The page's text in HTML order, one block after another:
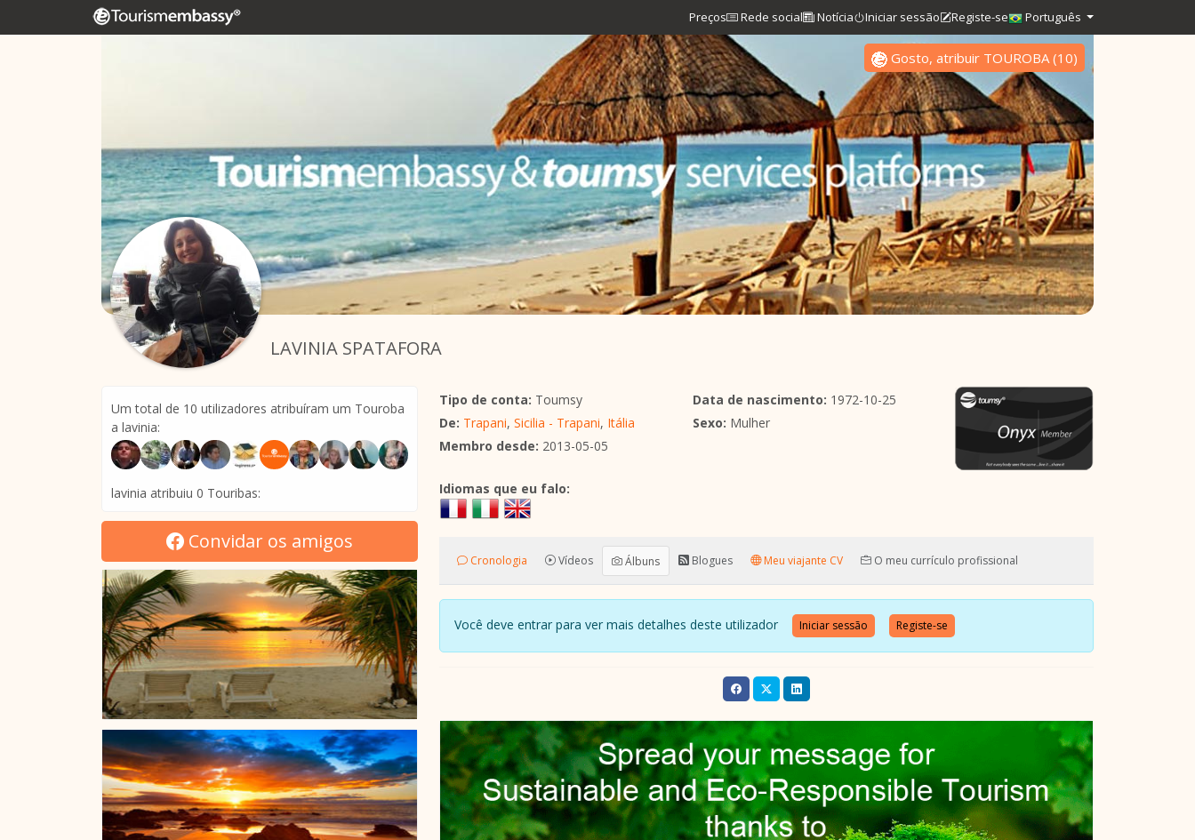
Preços Rede social Notícia Iniciar sessão Registe-se Português
LAVINIA SPATAFORA
Gosto, atribuir TOUROBA(10)
Um total de 10 utilizadores atribuíram um Touroba
a lavinia:
lavinia atribuiu 0 Touribas:
Convidar os amigos
Tipo de conta: Toumsy
De: Trapani, Sicilia - Trapani, Itália
Membro desde: 2013-05-05
Data de nascimento: 1972-10-25
Sexo: Mulher
Idiomas que eu falo:
Cronologia Vídeos Álbuns Blogues Meu viajante CV O meu currículo profissional
Você deve entrar para ver mais detalhes deste utilizador Iniciar sessão Registe-se